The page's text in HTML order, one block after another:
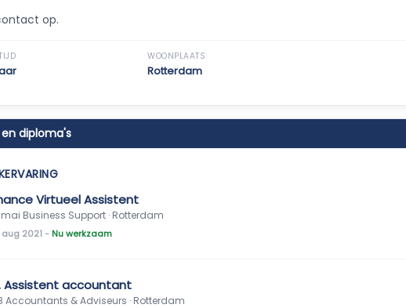
op.
WOONPLAATS
Rotterdam
en diploma's
Virtueel Assistent
Business Support · Rotterdam
aug 2021 - Nu werkzaam
Assistent accountant
Accountants & Adviseurs · Rotterdam